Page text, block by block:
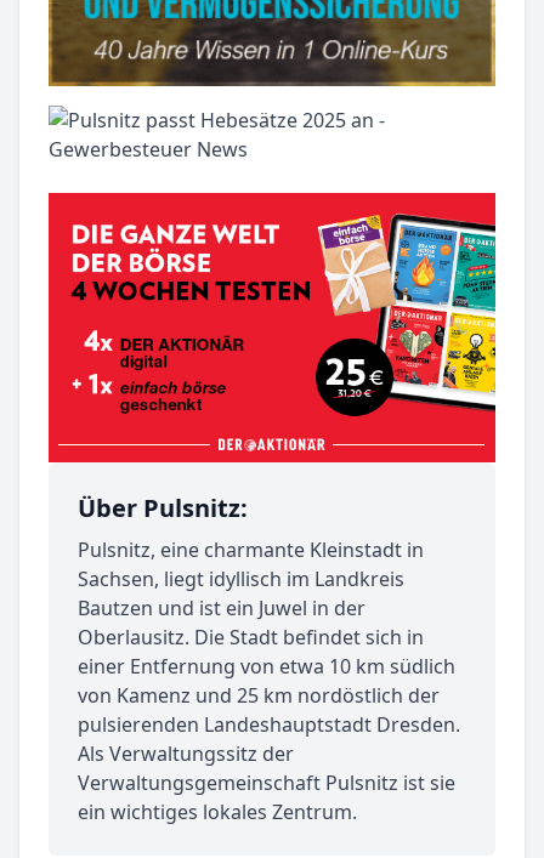
Über Pulsnitz:
Pulsnitz, eine charmante Kleinstadt in
Sachsen, liegt idyllisch im Landkreis
Bautzen und ist ein Juwel in der
Oberlausitz. Die Stadt befindet sich in
einer Entfernung von etwa 10 km südlich
von Kamenz und 25 km nordöstlich der
pulsierenden Landeshauptstadt Dresden.
Als Verwaltungssitz der
Verwaltungsgemeinschaft Pulsnitz ist sie
ein wichtiges lokales Zentrum.